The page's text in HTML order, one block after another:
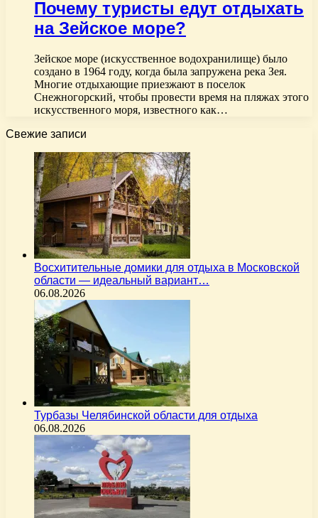
Почему туристы едут отдыхать
на Зейское море?
Зейское море (искусственное водохранилище) было
создано в 1964 году, когда была запружена река Зея.
Многие отдыхающие приезжают в поселок
Снежногорский, чтобы провести время на пляжах этого
искусственного моря, известного как…
Свежие записи
Восхитительные домики для отдыха в Московской
области — идеальный вариант…
06.08.2026
Турбазы Челябинской области для отдыха
06.08.2026